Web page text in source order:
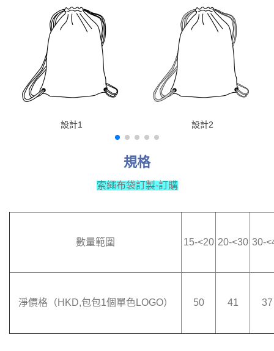
設計1 設計2
規格
索繩布袋訂製-訂購
數量範圍 15-<20 20-<30 30-
淨價格（HKD,包包1個單色LOGO） 50 41 37